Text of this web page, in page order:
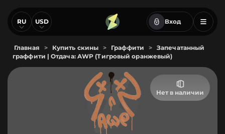
RU USD Вход
Главная > Купить скины > Граффити >
Запечатанный
граффити | Отдача: AWP (Тигровый оранжевый)
Нет в наличии